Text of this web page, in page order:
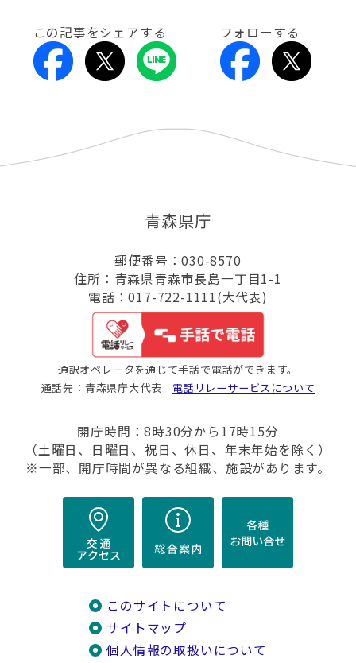
この記事をシェアする フォローする
青森県庁
郵便番号：030-8570
住所：青森県青森市長島一丁目1-1
電話：017-722-1111(大代表)
通訳オペレータを通じて手話で電話ができます。
通話先：青森県庁大代表 電話リレーサービスについて
開庁時間：8時30分から17時15分
（土曜日、日曜日、祝日、休日、年末年始を除く）
※一部、開庁時間が異なる組織、施設があります。
このサイトについて
サイトマップ
個人情報の取扱いについて